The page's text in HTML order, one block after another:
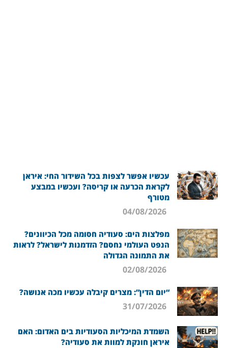
עכשיו אפשר לצפות בכל השידור החי: איראן
לקראת הכרעה או קריסה? ועכשיו במבצע
מטורף
מפלצות הים: סעודיה חסומה מכל הכיוונים?
הנפט העולמי נחסם? הזדמנות לישראל? לראות
את התמונה הגדולה
“יום הדין”: מצרים קיבלה עכשיו מכה אנושה?
השמדת המיכליות הסעודיות בים האדום: האם
איראן חונקת למוות את סעודיה?